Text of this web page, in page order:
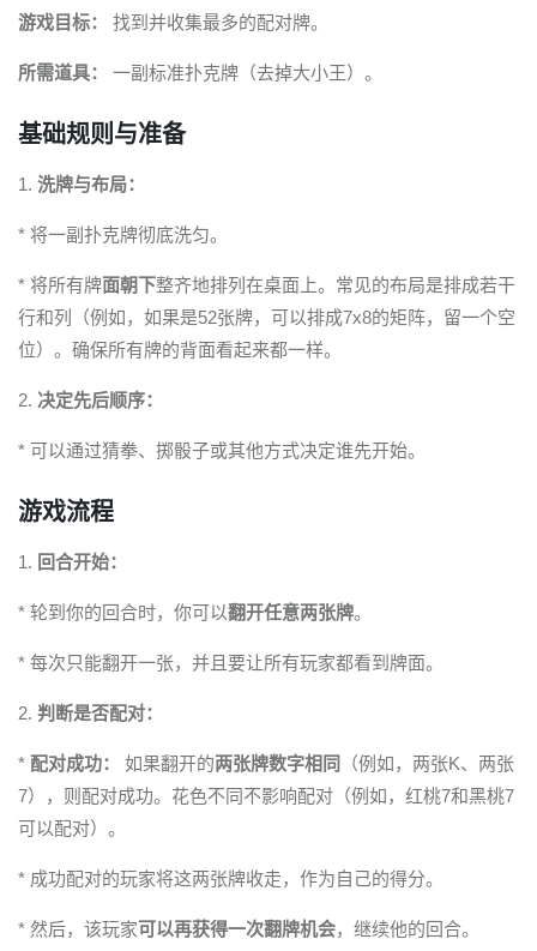
游戏目标： 找到并收集最多的配对牌。
所需道具： 一副标准扑克牌（去掉大小王）。
基础规则与准备
1. 洗牌与布局：
* 将一副扑克牌彻底洗匀。
* 将所有牌面朝下整齐地排列在桌面上。常见的布局是排成若干
行和列（例如，如果是52张牌，可以排成7x8的矩阵，留一个空
位）。确保所有牌的背面看起来都一样。
2. 决定先后顺序：
* 可以通过猜拳、掷骰子或其他方式决定谁先开始。
游戏流程
1. 回合开始：
* 轮到你的回合时，你可以翻开任意两张牌。
* 每次只能翻开一张，并且要让所有玩家都看到牌面。
2. 判断是否配对：
* 配对成功： 如果翻开的两张牌数字相同
（例如，两张K、两张
7），则配对成功。花色不同不影响配对（例如，红桃7和黑桃7
可以配对）。
* 成功配对的玩家将这两张牌收走，作为自己的得分。
* 然后，该玩家可以再获得一次翻牌机会，继续他的回合。